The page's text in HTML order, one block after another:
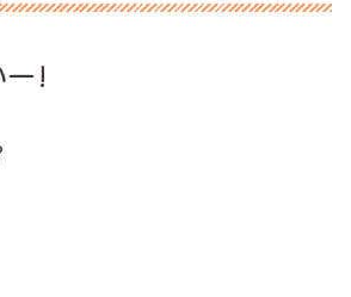
ー!